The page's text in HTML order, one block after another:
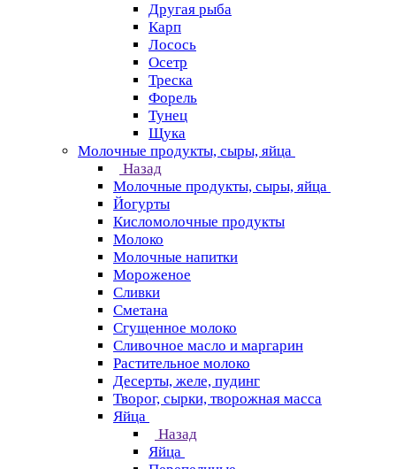
Другая рыба
Карп
Лосось
Осетр
Треска
Форель
Тунец
Щука
Молочные продукты, сыры, яйца
Назад
Молочные продукты, сыры, яйца
Йогурты
Кисломолочные продукты
Молоко
Молочные напитки
Мороженое
Сливки
Сметана
Сгущенное молоко
Сливочное масло и маргарин
Растительное молоко
Десерты, желе, пудинг
Творог, сырки, творожная масса
Яйца
Назад
Яйца